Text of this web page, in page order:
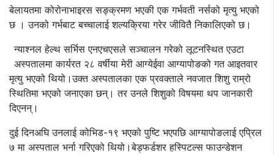
बेलायतमा कोरोनाभाइरस सङ्क्रमण भएकी एक गर्भवती नर्सको मृत्यु भएको
छ । उनको गर्भबाट बच्चालाई शल्यक्रिया गरेर जीवितै निकालिएको छ।
न्याश्नल हेल्थ सर्भिस एनएचएसले सञ्चालन गरेको लूटनस्थित एउटा
अस्पतालमा कार्यरत २८ वर्षीया मेरी आग्येईवा आग्यापोङको गत आइतवार
मृत्यु भएको थियो।उक्त अस्पतालका एक प्रवक्ताले नवजात शिशु राम्रो
स्थितिमा भएको जनाएका छन्। तर उनले शिशुको विषयमा थप जानकारी
दिएनन्।
दुई दिनअघि उनलाई कोभिड-१९ भएको पुष्टि भएपछि आग्यापोङलाई एप्रिल
७ मा अस्पताल भर्ना गरिएको थियो।बेड्फर्डशर हस्पिटल्स फाउन्डेशन